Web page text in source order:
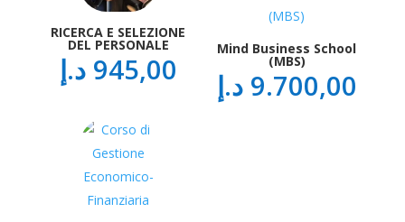
RICERCA E SELEZIONE
DEL PERSONALE
945,00 د.إ
Mind Business School
(MBS)
9.700,00 د.إ